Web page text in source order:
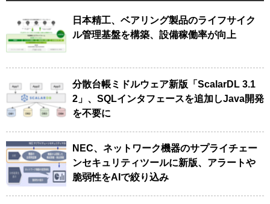
日本精工、ベアリング製品のライフサイク
ル管理基盤を構築、設備稼働率が向上
分散台帳ミドルウェア新版「ScalarDL 3.1
2」、SQLインタフェースを追加しJava開発
を不要に
NEC、ネットワーク機器のサプライチェー
ンセキュリティツールに新版、アラートや
脆弱性をAIで絞り込み